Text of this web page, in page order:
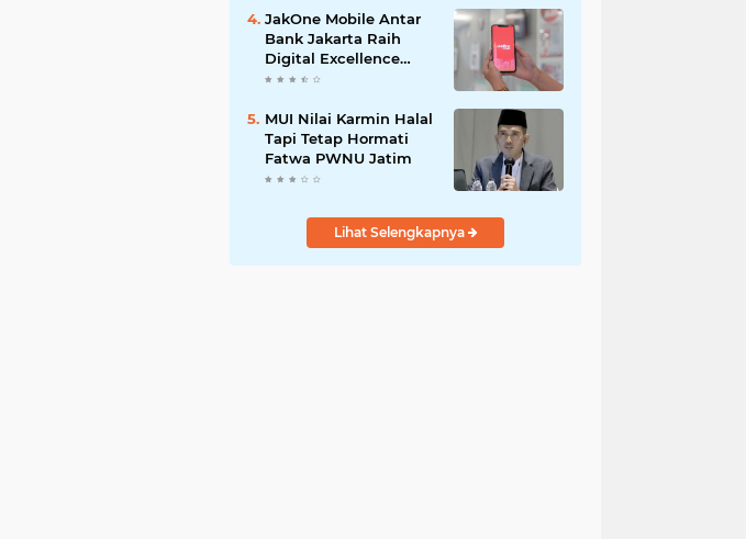
JakOne Mobile Antar
Bank Jakarta Raih
Digital Excellence
Awards 2026
MUI Nilai Karmin Halal
Tapi Tetap Hormati
Fatwa PWNU Jatim
Lihat Selengkapnya